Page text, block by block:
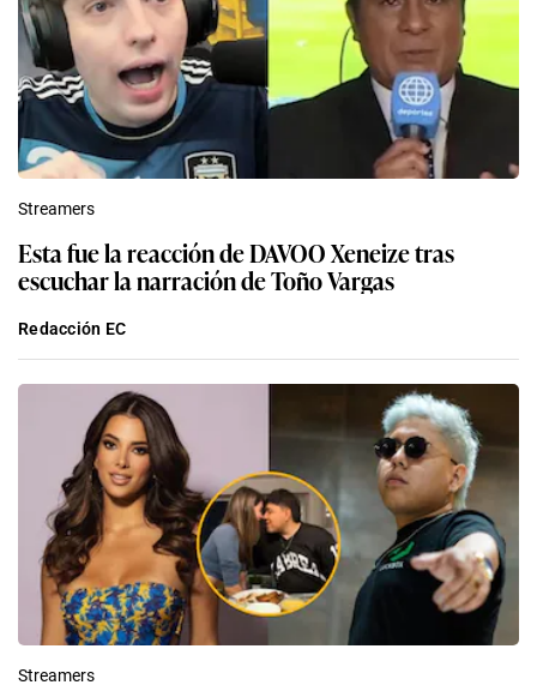
Streamers
Esta fue la reacción de DAVOO Xeneize tras
escuchar la narración de Toño Vargas
Redacción EC
Streamers